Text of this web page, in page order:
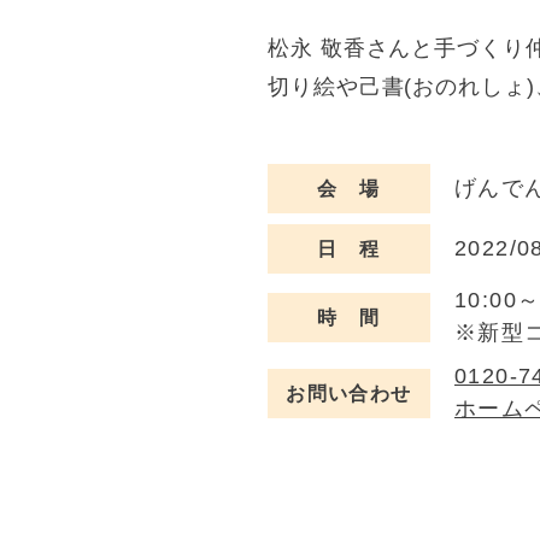
松永 敬香さんと手づくり
切り絵や己書(おのれしょ
会 場 げんで
日 程 2022/
時 間
10:00
※新型
お問い合わせ
0120-
ホーム